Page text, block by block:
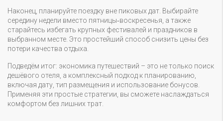
Наконец, планируйте поездку вне пиковых дат. Выбирайте
середину недели вместо пятницы‑воскресенья, а также
старайтесь избегать крупных фестивалей и праздников в
выбранном месте. Это простейший способ снизить цены без
потери качества отдыха.
Подведём итог: экономика путешествий – это не только поиск
дешёвого отеля, а комплексный подход к планированию,
включая дату, тип размещения и использование бонусов.
Применяя эти простые стратегии, вы сможете наслаждаться
комфортом без лишних трат.